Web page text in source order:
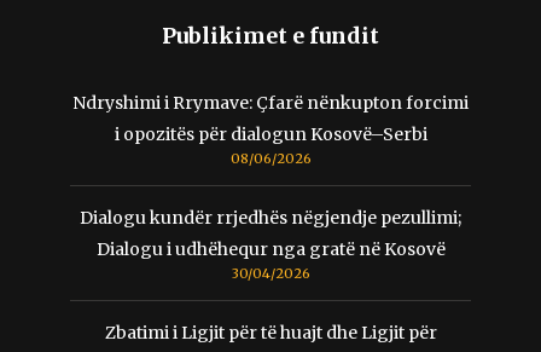
Publikimet e fundit
Ndryshimi i Rrymave: Çfarë nënkupton forcimi
i opozitës për dialogun Kosovë–Serbi
08/06/2026
Dialogu kundër rrjedhës nëgjendje pezullimi;
Dialogu i udhëhequr nga gratë në Kosovë
30/04/2026
Zbatimi i Ligjit për të huajt dhe Ligjit për